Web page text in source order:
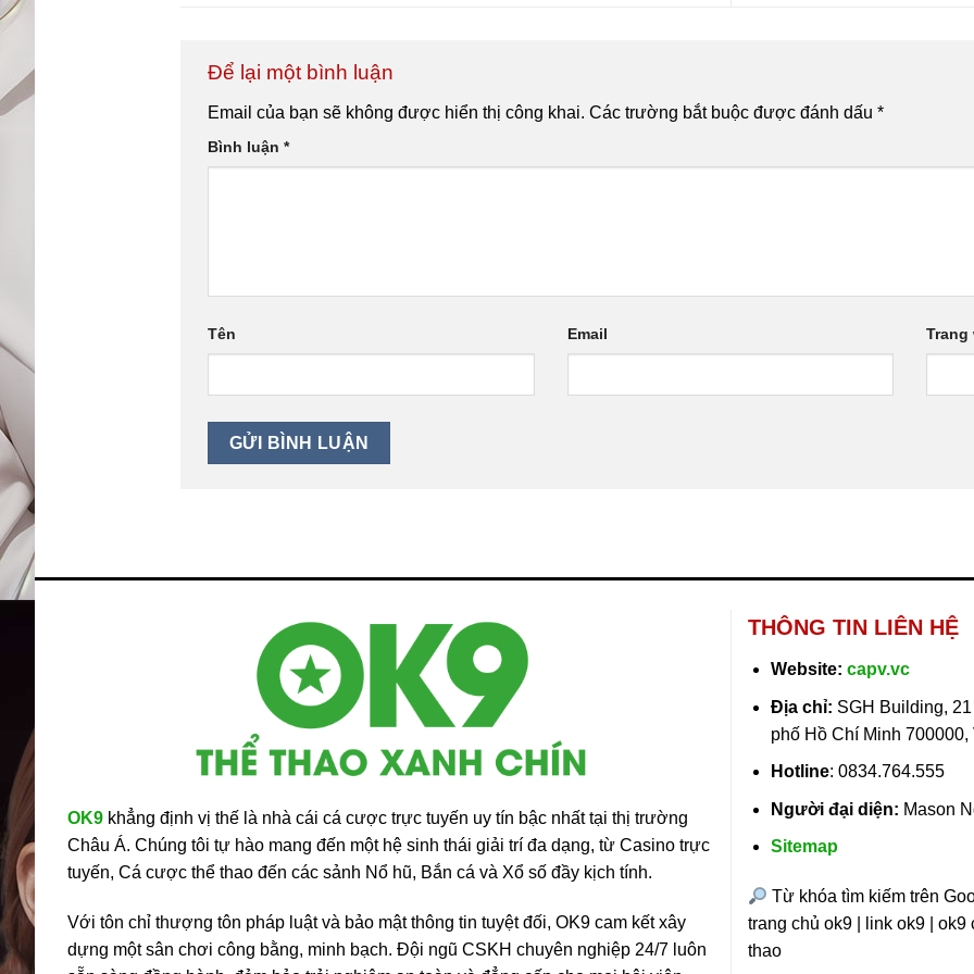
Để lại một bình luận
Email của bạn sẽ không được hiển thị công khai. Các trường bắt buộc được đánh dấu*
Bình luận*
Tên Email Trang
OK9 khẳng định vị thế là nhà cái cá cược trực tuyến uy tín bậc nhất tại thị trường
Châu Á. Chúng tôi tự hào mang đến một hệ sinh thái giải trí đa dạng, từ Casino trực
tuyến, Cá cược thể thao đến các sảnh Nổ hũ, Bắn cá và Xổ số đầy kịch tính.
Với tôn chỉ thượng tôn pháp luật và bảo mật thông tin tuyệt đối, OK9 cam kết xây
dựng một sân chơi công bằng, minh bạch. Đội ngũ CSKH chuyên nghiệp 24/7 luôn
THÔNG TIN LIÊN HỆ
Website: capv.vc
Địa chỉ: SGH Building,
phố Hồ Chí Minh 700000,
Hotline: 0834.764.555
Người đại diện: Mason
Sitemap
Từ khóa tìm kiếm trên
trang chủ ok9 | link ok9 |
thao